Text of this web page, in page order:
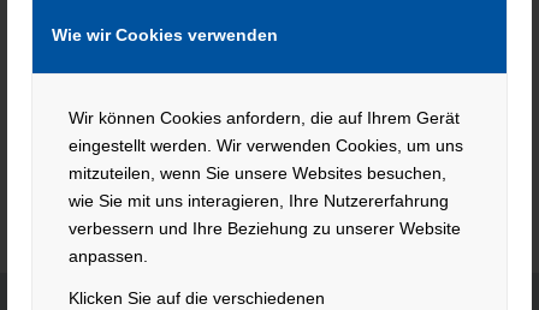
Wie wir Cookies verwenden
Wir können Cookies anfordern, die auf Ihrem Gerät
eingestellt werden. Wir verwenden Cookies, um uns
mitzuteilen, wenn Sie unsere Websites besuchen,
wie Sie mit uns interagieren, Ihre Nutzererfahrung
verbessern und Ihre Beziehung zu unserer Website
anpassen.
Klicken Sie auf die verschiedenen
Keine Jobs gefunden.